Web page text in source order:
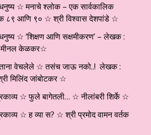
☆ मनाचे श्लोक – एक सार्वकालिक
८९ आणि ९० ☆ श्री विश्वास देशपांडे ☆
☆ ‘शिक्षण आणि सक्षमीकरण’ – लेखक :
मीनल केळकर☆
वेचलेले ☆ तसंच जाऊ नको..! लेखक :
मिलिंद जांबोटकर ☆
☆ फुले बागेतली… ☆ नीलांबरी शिर्के ☆
☆ ह व्या स? ☆ श्री प्रमोद वामन वर्तक